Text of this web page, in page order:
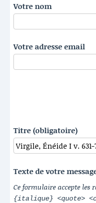
Votre nom
Votre adresse email
Titre (obligatoire)
Texte de votre
Ce formulaire accepte les
{italique} <quote>